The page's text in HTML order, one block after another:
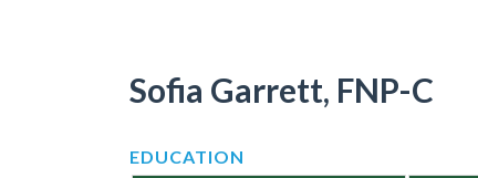
Sofia Garrett, FNP-C
EDUCATION